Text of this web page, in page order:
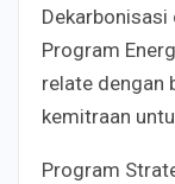
Dekarbonisasi
Program
relate dengan
kemitraan
Program